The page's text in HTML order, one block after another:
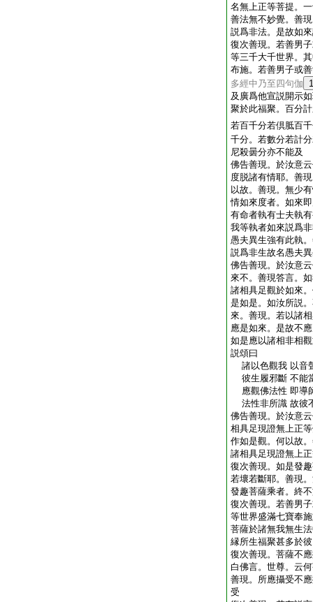
名無上正等菩提。
善法無不妙覺。善
説爲非法。是故如
復次善現。若善男
等三千大千世界。
布施。若善男子或
多經中乃至四句伽
1
及廣爲他宣説開示
聚於此福聚。百分
若百千分若倶胝百
千分。若數分若計
尼殺曇分亦不能及
佛告善現。於汝意
度脱諸有情耶。善
以故。善現。無少
情如來度者。如來
有命者執有士夫執
我等執者如來説爲
愚夫異生強有此執
説爲非生故名愚夫
佛告善現。於汝意
來不。善現答言。
諸相具足觀於如來
是如是。如汝所説
來。善現。若以諸
應是如來。是故不
如是應以諸相非相
説頌曰
諸以色觀我 以音
彼生履邪斷 不能
應觀佛法性 即導
法性非所識 故彼
佛告善現。於汝意
相具足現證無上正
作如是觀。何以故
諸相具足現證無上
復次善現。如是發
若壞若斷耶。善現
發趣菩薩乘者。終
復次善現。若善男
等世界盛滿七寶奉
菩薩於諸無我無生
縁所生福聚甚多於彼
復次善現。菩薩不
白佛言。世尊。云
善現。所應攝受不
受